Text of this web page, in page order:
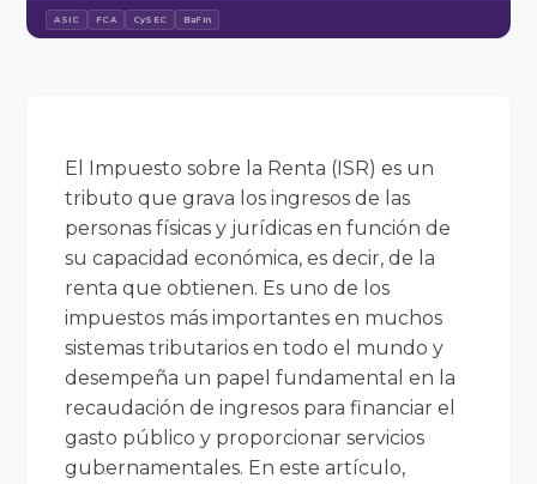
ASIC FCA CySEC BaFin
El Impuesto sobre la Renta (ISR) es un
tributo que grava los ingresos de las
personas físicas y jurídicas en función de
su capacidad económica, es decir, de la
renta que obtienen. Es uno de los
impuestos más importantes en muchos
sistemas tributarios en todo el mundo y
desempeña un papel fundamental en la
recaudación de ingresos para financiar el
gasto público y proporcionar servicios
gubernamentales. En este artículo,